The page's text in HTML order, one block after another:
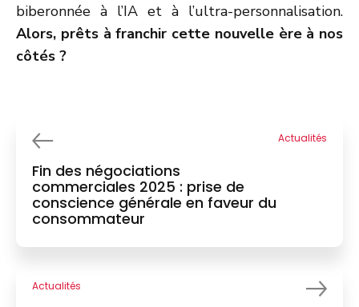
biberonnée à l’IA et à l’ultra-personnalisation.
Alors, prêts à franchir cette nouvelle ère à nos
côtés ?
Actualités
Fin des négociations
commerciales 2025 : prise de
conscience générale en faveur du
consommateur
Actualités